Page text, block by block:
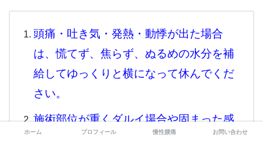
頭痛・吐き気・発熱・動悸が出た場合
は、慌てず、焦らず、ぬるめの水分を補
給してゆっくりと横になって休んでくだ
さい。
施術部位が重くダルイ場合や固まった感
ホーム プロフィール 慢性腰痛 お問い合わせ